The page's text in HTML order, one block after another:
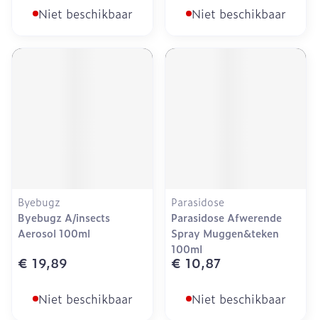
Niet beschikbaar Niet beschikbaar
Byebugz
Byebugz A/insects
Aerosol 100ml
€ 19,89
Niet beschikbaar
Parasidose
Parasidose Afwerende
Spray Muggen&teken
100ml
€ 10,87
Niet beschikbaar